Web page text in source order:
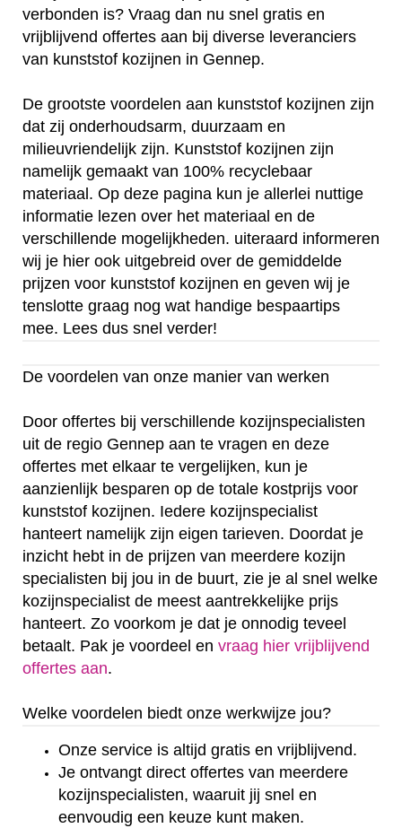
verbonden is? Vraag dan nu snel gratis en
vrijblijvend offertes aan bij diverse leveranciers
van kunststof kozijnen in Gennep.
De grootste voordelen aan kunststof kozijnen zijn
dat zij onderhoudsarm, duurzaam en
milieuvriendelijk zijn. Kunststof kozijnen zijn
namelijk gemaakt van 100% recyclebaar
materiaal. Op deze pagina kun je allerlei nuttige
informatie lezen over het materiaal en de
verschillende mogelijkheden. uiteraard informeren
wij je hier ook uitgebreid over de gemiddelde
prijzen voor kunststof kozijnen en geven wij je
tenslotte graag nog wat handige bespaartips
mee. Lees dus snel verder!
De voordelen van onze manier van werken
Door offertes bij verschillende kozijnspecialisten
uit de regio Gennep aan te vragen en deze
offertes met elkaar te vergelijken, kun je
aanzienlijk besparen op de totale kostprijs voor
kunststof kozijnen. Iedere kozijnspecialist
hanteert namelijk zijn eigen tarieven. Doordat je
inzicht hebt in de prijzen van meerdere kozijn
specialisten bij jou in de buurt, zie je al snel welke
kozijnspecialist de meest aantrekkelijke prijs
hanteert. Zo voorkom je dat je onnodig teveel
betaalt. Pak je voordeel en vraag hier vrijblijvend
offertes aan.
Welke voordelen biedt onze werkwijze jou?
Onze service is altijd gratis en vrijblijvend.
Je ontvangt direct offertes van meerdere
kozijnspecialisten, waaruit jij snel en
eenvoudig een keuze kunt maken.